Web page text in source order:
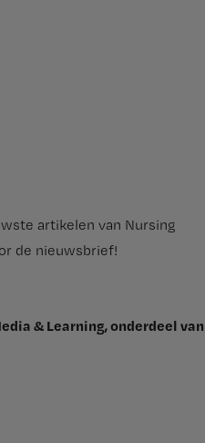
artikelen van Nursing
de nieuwsbrief!
& Learning, onderdeel van